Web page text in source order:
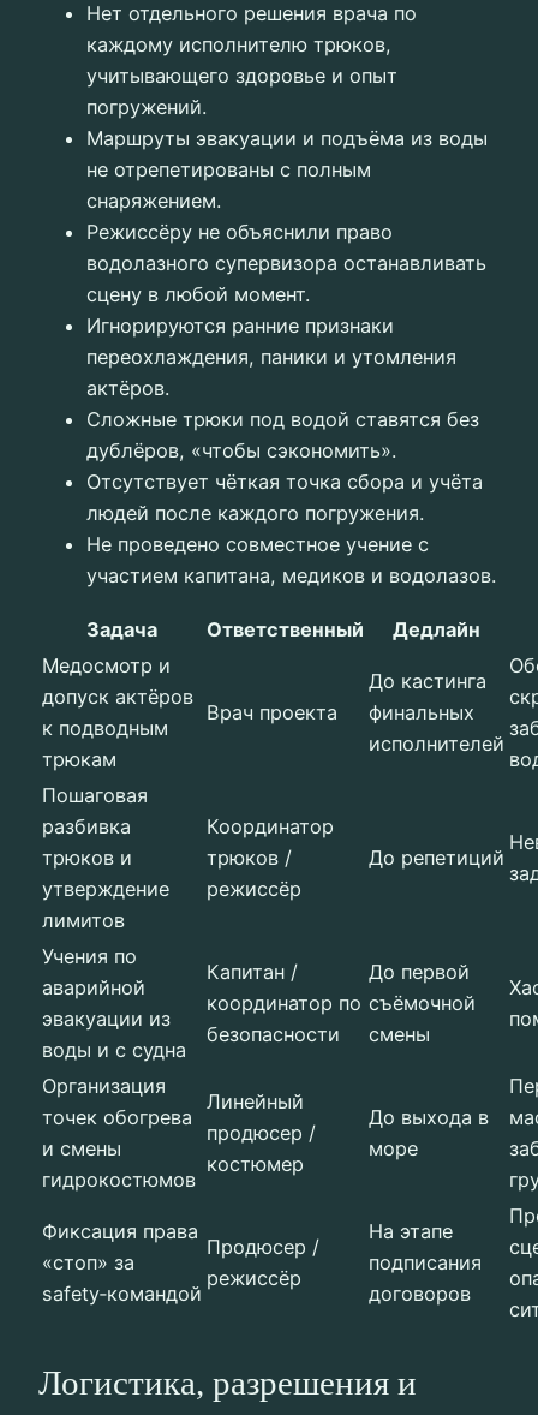
Нет отдельного решения врача по
каждому исполнителю трюков,
учитывающего здоровье и опыт
погружений.
Маршруты эвакуации и подъёма из воды
не отрепетированы с полным
снаряжением.
Режиссёру не объяснили право
водолазного супервизора останавливать
сцену в любой момент.
Игнорируются ранние признаки
переохлаждения, паники и утомления
актёров.
Сложные трюки под водой ставятся без
дублёров, «чтобы сэкономить».
Отсутствует чёткая точка сбора и учёта
людей после каждого погружения.
Не проведено совместное учение с
участием капитана, медиков и водолазов.
Задача Ответственный
Дедлайн
Медосмотр и
допуск актёров
к подводным
трюкам
Врач проекта
До кастинга
финальных
исполнителей
Пошаговая
разбивка
трюков и
утверждение
лимитов
Координатор
трюков /
режиссёр
До репетиций
Учения по
аварийной
эвакуации из
воды и с судна
Капитан /
координатор по
безопасности
До первой
съёмочной
смены
Организация
точек обогрева
и смены
гидрокостюмов
Линейный
продюсер /
костюмер
До выхода в
море
Фиксация права
«стоп» за
safety‑командой
Продюсер /
режиссёр
На этапе
подписания
договоров
Логистика, разрешения и